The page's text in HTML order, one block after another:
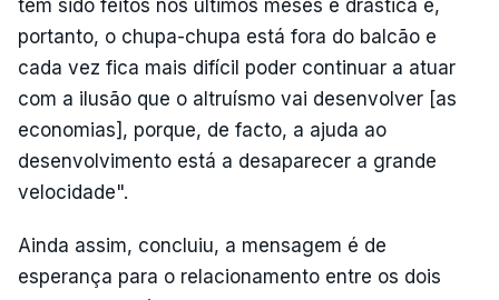
têm sido feitos nos últimos meses é drástica e,
portanto, o chupa-chupa está fora do balcão e
cada vez fica mais difícil poder continuar a atuar
com a ilusão que o altruísmo vai desenvolver [as
economias], porque, de facto, a ajuda ao
desenvolvimento está a desaparecer a grande
velocidade".
Ainda assim, concluiu, a mensagem é de
esperança para o relacionamento entre os dois